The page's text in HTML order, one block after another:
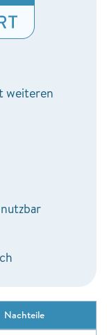
weiteren
Nachteile